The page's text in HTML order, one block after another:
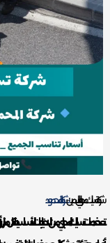
شركة تسليك مجاري بالياسمين –شركة المحمود
تعد خدمات تسليك المجاري من الاحتياجات الأساسية لكل منزل